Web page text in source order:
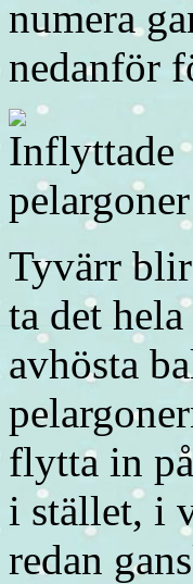
numera
nedanför
Tyvärr blir
ta det
avhösta
flytta in
i stället, i
redan